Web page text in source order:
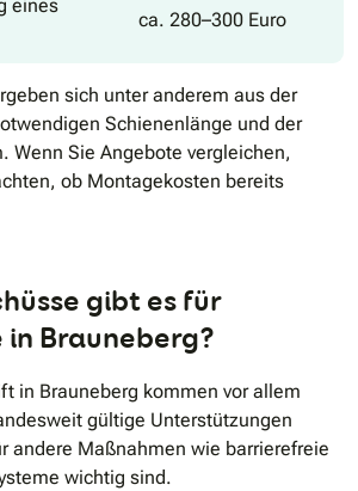
eines
ca. 280–300 Euro
sich unter anderem aus der
Schienenlänge und der
Wenn Sie Angebote vergleichen,
ob Montagekosten bereits
gibt es für
Brauneberg?
in Brauneberg kommen vor allem
gültige Unterstützungen
andere Maßnahmen wie barrierefreie
wichtig sind.